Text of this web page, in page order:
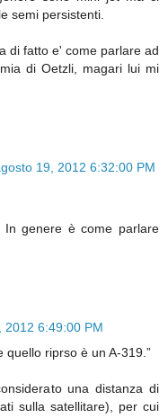
semi persistenti.
di fatto e' come parlare ad
di Oetzli, magari lui mi
19, 2012 6:32:00 PM
In genere è come parlare
2012 6:49:00 PM
quello riprso è un A-319.”
una distanza di
sulla satellitare), per cui